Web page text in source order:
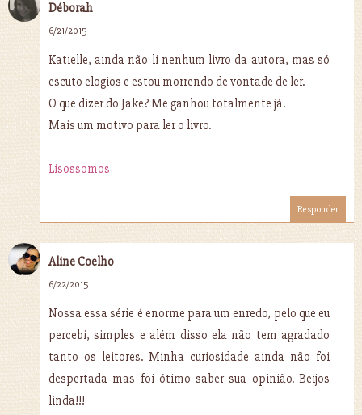
Déborah
6/21/2015
Katielle, ainda não li nenhum livro da autora, mas só
escuto elogios e estou morrendo de vontade de ler.
O que dizer do Jake? Me ganhou totalmente já.
Mais um motivo para ler o livro.
Lisossomos
Responder
Aline Coelho
6/22/2015
Nossa essa série é enorme para um enredo, pelo que eu
percebi, simples e além disso ela não tem agradado
tanto os leitores. Minha curiosidade ainda não foi
despertada mas foi ótimo saber sua opinião. Beijos
linda!!!